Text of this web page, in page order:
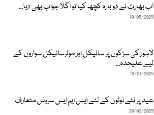
اب بھارت نے دوبارہ کچھ کیا تو اگلا جواب بھی دیا...
10/05/2025
لاہور کی سڑکوں پر سائیکل اور موٹرسائیکل سواروں کے
لیے علیحدہ...
19/01/2025
عید پر نئے نوٹوں کے لئے ایس ایم ایس سروس متعارف
20/03/2025